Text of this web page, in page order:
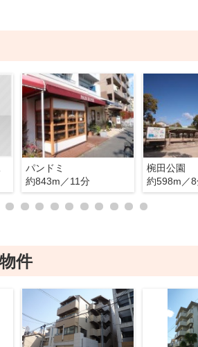
パンドミ
約843m／11分
椀田公園
約598m／
件